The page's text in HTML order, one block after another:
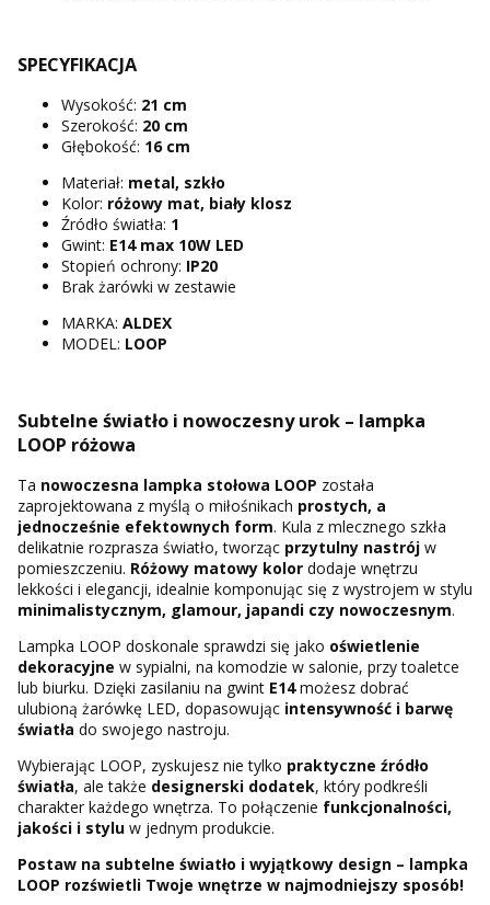
SPECYFIKACJA
Wysokość: 21 cm
Szerokość: 20 cm
Głębokość: 16 cm
Materiał: metal, szkło
Kolor: różowy mat, biały klosz
Źródło światła: 1
Gwint: E14 max 10W LED
Stopień ochrony: IP20
Brak żarówki w zestawie
MARKA: ALDEX
MODEL: LOOP
Subtelne światło i nowoczesny urok – lampka
LOOP różowa
Ta nowoczesna lampka stołowa LOOP została
zaprojektowana z myślą o miłośnikach prostych, a
jednocześnie efektownych form. Kula z mlecznego szkła
delikatnie rozprasza światło, tworząc przytulny nastrój w
pomieszczeniu. Różowy matowy kolor dodaje wnętrzu
lekkości i elegancji, idealnie komponując się z wystrojem w stylu
minimalistycznym, glamour, japandi czy nowoczesnym.
Lampka LOOP doskonale sprawdzi się jako oświetlenie
dekoracyjne w sypialni, na komodzie w salonie, przy toaletce
lub biurku. Dzięki zasilaniu na gwint E14możesz dobrać
ulubioną żarówkę LED, dopasowując intensywność i barwę
światła do swojego nastroju.
Wybierając LOOP, zyskujesz nie tylko praktyczne źródło
światła, ale także designerski dodatek, który podkreśli
charakter każdego wnętrza. To połączenie funkcjonalności,
jakości i stylu w jednym produkcie.
Postaw na subtelne światło i wyjątkowy design – lampka
LOOP rozświetli Twoje wnętrze w najmodniejszy sposób!